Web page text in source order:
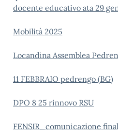
docente educativo ata 29
Mobilità 2025
Locandina Assemblea
11 FEBBRAIO pedrengo (BG)
DPO 8 25 rinnovo RSU
FENSIR_comunicazione